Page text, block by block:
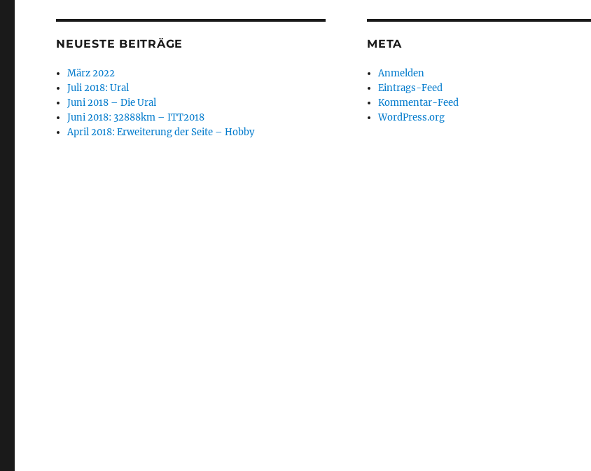
NEUESTE BEITRÄGE
März 2022
Juli 2018: Ural
Juni 2018 – Die Ural
Juni 2018: 32888km – ITT2018
April 2018: Erweiterung der Seite – Hobby
META
Anmelden
Eintrags-Feed
Kommentar-Feed
WordPress.org